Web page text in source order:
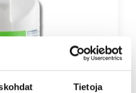
Tietoja